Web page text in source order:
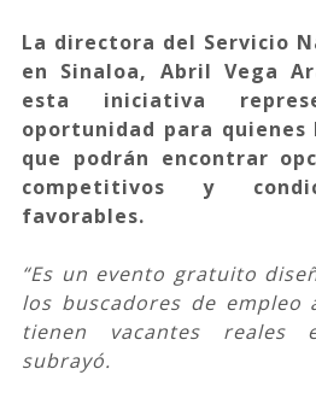
La directora del Servicio
en Sinaloa, Abril Vega
esta iniciativa
oportunidad para quienes
que podrán encontrar
competitivos y
favorables.
“Es un evento gratuito
los buscadores de empleo
tienen vacantes reales
subrayó.